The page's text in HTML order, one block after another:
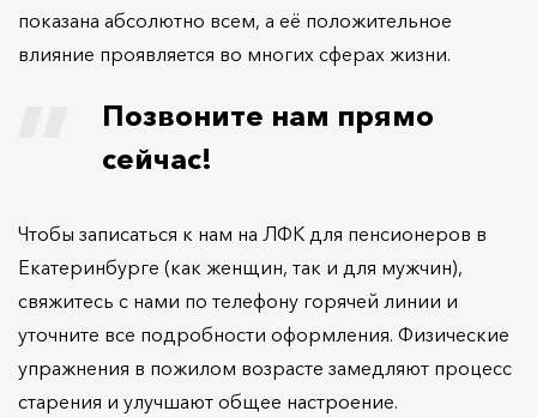
показана абсолютно всем, а её положительное
влияние проявляется во многих сферах жизни.
Позвоните нам прямо
сейчас!
Чтобы записаться к нам на ЛФК для пенсионеров в
Екатеринбурге (как женщин, так и для мужчин),
свяжитесь с нами по телефону горячей линии и
уточните все подробности оформления. Физические
упражнения в пожилом возрасте замедляют процесс
старения и улучшают общее настроение.